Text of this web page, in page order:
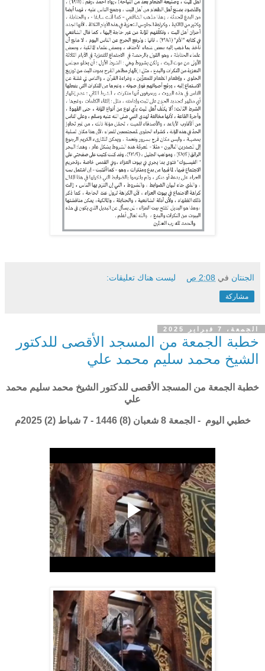
الجنتان في 2:08 ص ليست هناك تعليقات:
مشاركة
الجمعة، 7 فبراير 2025
خطبة الجمعة من المسجد الأقصى للدكتور
الشيخ محمد سليم محمد علي
خطبة الجمعة من المسجد الأقصى للدكتور الشيخ محمد سليم محمد
علي
خطبي اليوم - الجمعة 8 شعبان (8) 1446 - 7 شباط (2) 2025م